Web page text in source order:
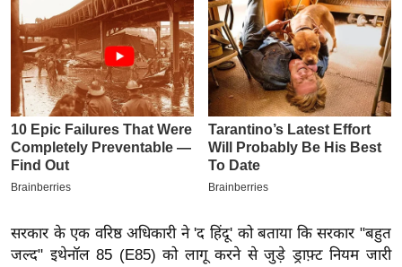
इ
म
ई
-
पे
प
र
मि
ल
सरकार के एक वरिष्ठ अधिकारी ने 'द हिंदू' को बताया कि सरकार "बहुत
जल्द" इथेनॉल 85 (E85) को लागू करने से जुड़े ड्राफ़्ट नियम जारी